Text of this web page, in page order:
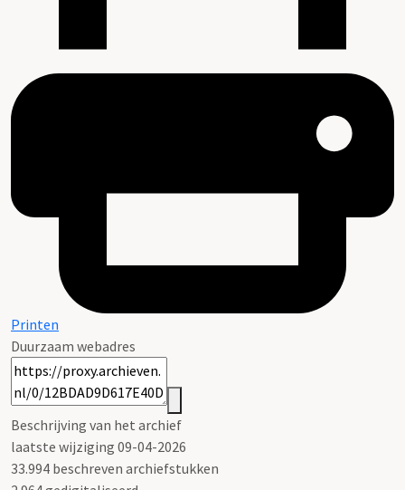
Printen
Duurzaam webadres
Beschrijving van het archief
laatste wijziging 09-04-2026
33.994 beschreven archiefstukken